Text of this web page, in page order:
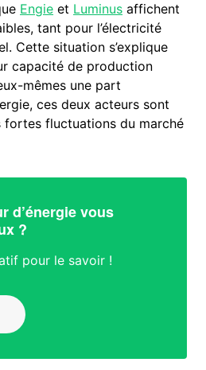
Engie et Luminus affichent
tant pour l’électricité
Cette situation s’explique
capacité de production
mêmes une part
ces deux acteurs sont
fortes fluctuations du marché
d’énergie vous
?
pour le savoir !